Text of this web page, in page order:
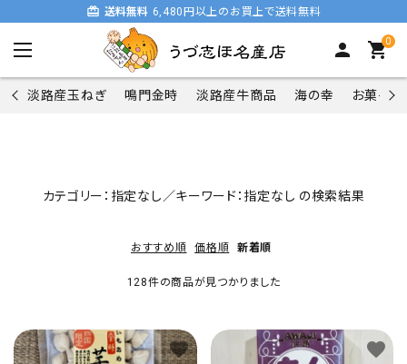
card_giftcard 送料無料 6,480円以上のお買上で送料無料
person 0
shopping_cart
淡路産玉ねぎ 鳴門金時 淡路産牛商品 海の幸 お菓子類
search
鳴門金時
カテゴリー：指定なし／キーワード：指定なし の検索結果
おすすめ順 価格順 新着順
128件の商品が見つかりました
favorite favorite